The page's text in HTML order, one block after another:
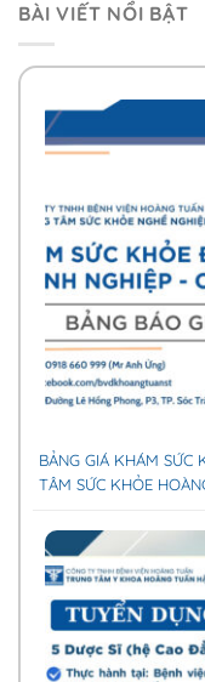
BÀI VIẾT NỔI BẬT
BẢNG GIÁ KHÁM SỨC
TÂM SỨC KHỎE